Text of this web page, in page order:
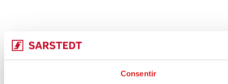
Consentir